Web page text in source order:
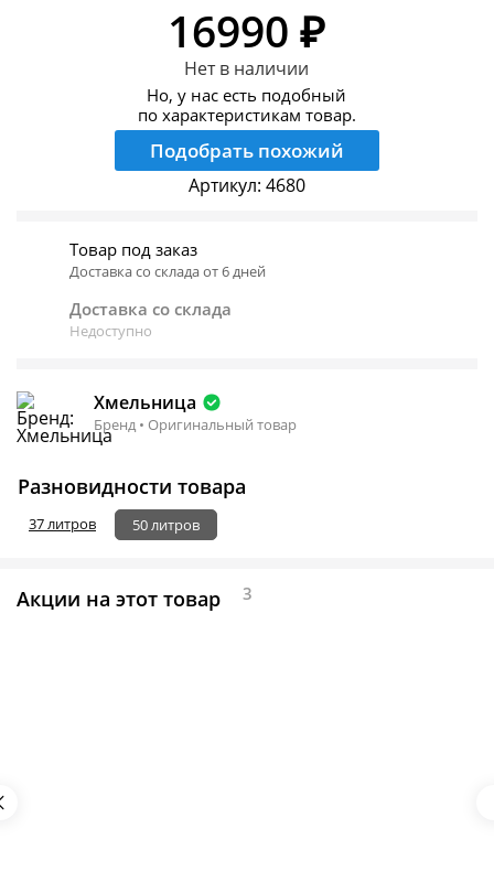
16990 ₽
Нет в наличии
Но, у нас есть подобный
по характеристикам товар.
Подобрать похожий
Артикул: 4680
Товар под заказ
Доставка со склада от 6 дней
Доставка со склада
Недоступно
Хмельница
Бренд • Оригинальный товар
Разновидности товара
37 литров 50 литров
Акции на этот товар 3